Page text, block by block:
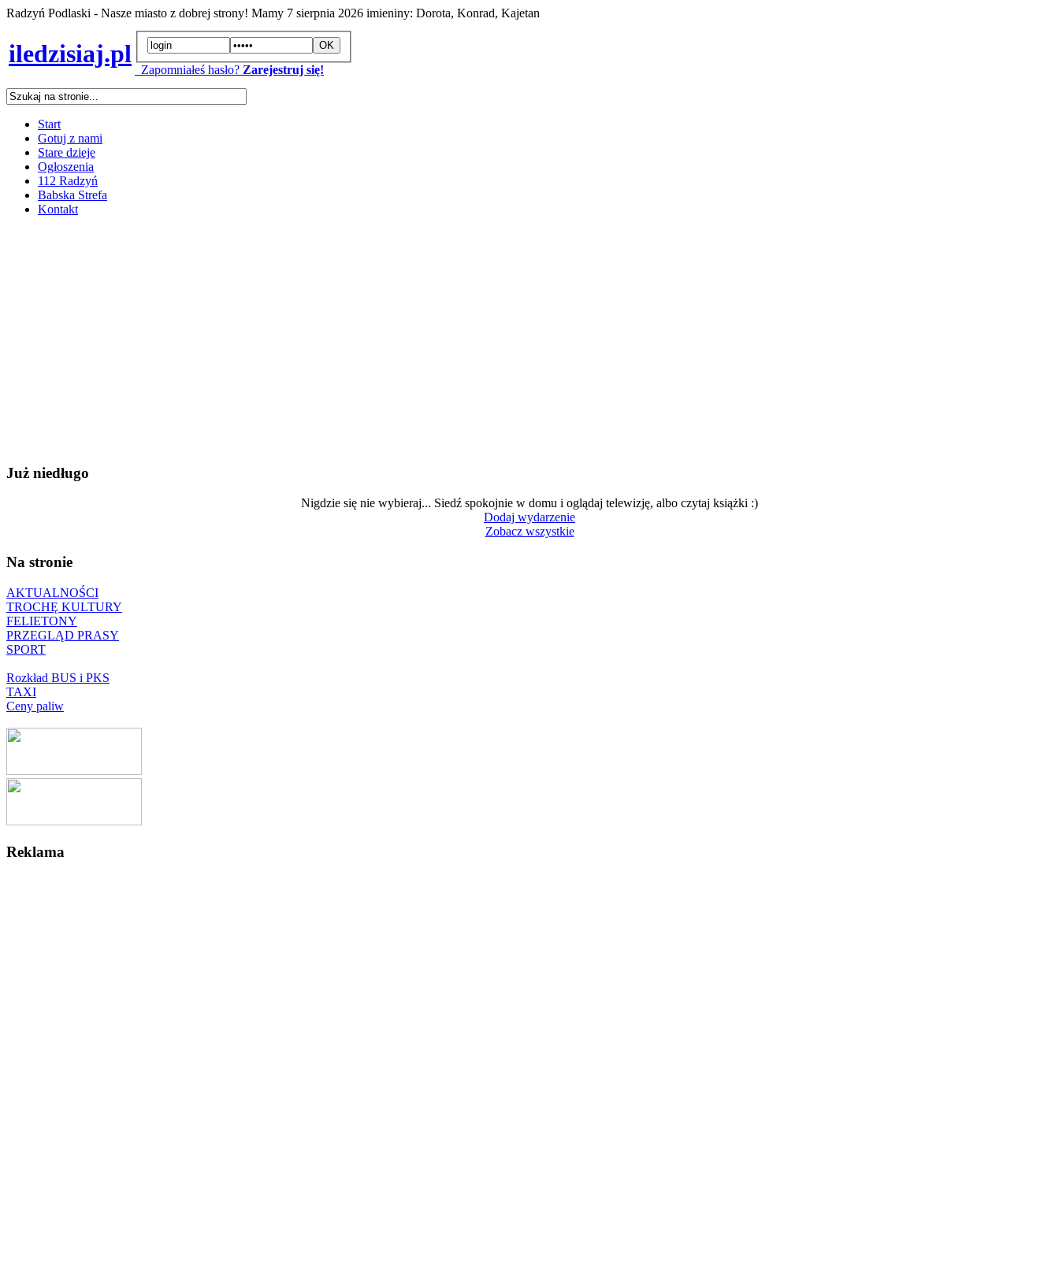
Radzyń Podlaski - Nasze miasto z dobrej strony! Mamy 7 sierpnia 2026 imieniny: Dorota, Konrad, Kajetan
iledzisiaj.pl
Zapomniałeś hasło? Zarejestruj się!
Start
Gotuj z nami
Stare dzieje
Ogłoszenia
112 Radzyń
Babska Strefa
Kontakt
Już niedługo
Nigdzie się nie wybieraj... Siedź spokojnie w domu i oglądaj telewizję, albo czytaj książki :)
Dodaj wydarzenie
Zobacz wszystkie
Na stronie
AKTUALNOŚCI
TROCHĘ KULTURY
FELIETONY
PRZEGLĄD PRASY
SPORT
Rozkład BUS i PKS
TAXI
Ceny paliw
Reklama